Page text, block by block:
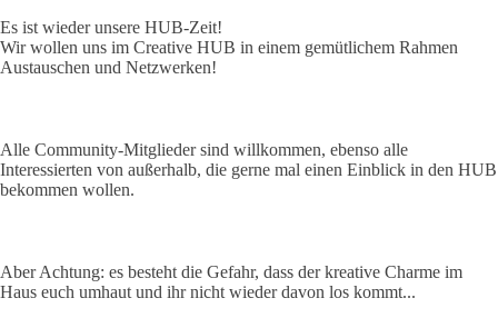
Es ist wieder unsere HUB-Zeit!
Wir wollen uns im Creative HUB in einem gemütlichem Rahmen
Austauschen und Netzwerken!
Alle Community-Mitglieder sind willkommen, ebenso alle
Interessierten von außerhalb, die gerne mal einen Einblick in den HUB
bekommen wollen.
Aber Achtung: es besteht die Gefahr, dass der kreative Charme im
Haus euch umhaut und ihr nicht wieder davon los kommt...